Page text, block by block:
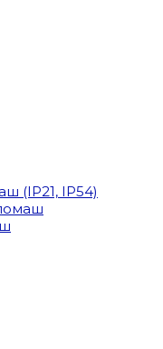
(IP21, IP54)